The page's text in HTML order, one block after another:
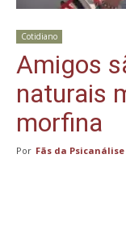
Cotidiano
Amigos
naturais
morfina
Por Fãs da Psicanálise